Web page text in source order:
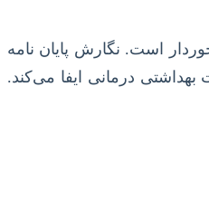
است. نگارش پایان نامه
درمانی ایفا می‌کند.